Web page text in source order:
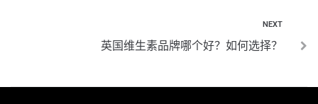
NEXT
英国维生素品牌哪个好？如何选择？